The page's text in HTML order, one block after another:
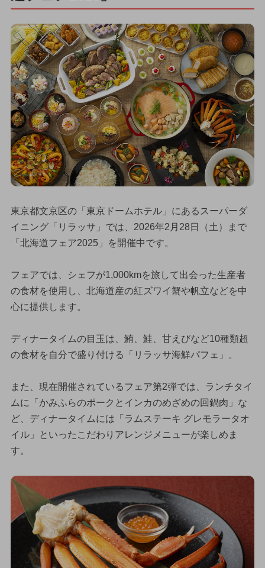
東京都文京区の「東京ドームホテル」にあるスーパーダ
イニング「リラッサ」では、2026年2月28日（土）まで
「北海道フェア2025」を開催中です。
フェアでは、シェフが1,000kmを旅して出会った生産者
の食材を使用し、北海道産の紅ズワイ蟹や帆立などを中
心に提供します。
ディナータイムの目玉は、鮪、鮭、甘えびなど10種類超
の食材を自分で盛り付ける「リラッサ海鮮パフェ」。
また、現在開催されているフェア第2弾では、ランチタイ
ムに「かみふらのポークとインカのめざめの回鍋肉」な
ど、ディナータイムには「ラムステーキ グレモラータオ
イル」といったこだわりアレンジメニューが楽しめま
す。